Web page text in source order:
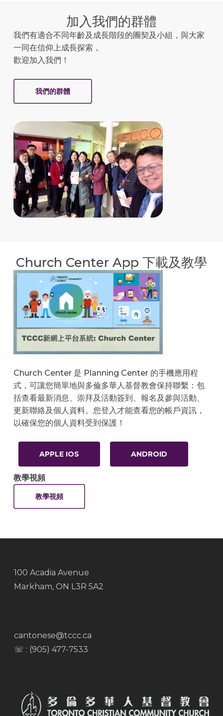
加入我們的群體
我們有適合不同年齡及成長階段的團契及小組，與大家
一同在信仰上成長探索，
歡迎加入我們！
我們的群體
Church Center App 下載及教學
Church Center 是 Planning Center 的手機應用程
式，可讓您簡單地與多倫多華人基督教會保持聯繫：包
括查看最新消息、崇拜及活動簽到、報名及參與活動、
更新聯絡及個人資料。您登入才能查看您的帳戶資訊，
以確保您的個人資料受到保護！
APPLE IOS ANDROID
教學視頻
教學視頻
100 Acadia Avenue
Markham, ON L3R 5A2
cantonese@tccc.ca
☏ : (905) 477-7533